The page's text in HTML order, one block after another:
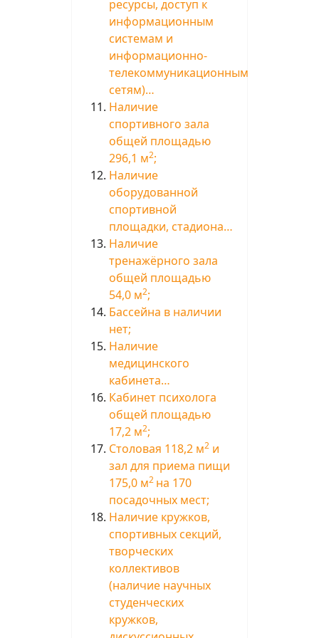
ресурсы, доступ к
информационным
системам и
информационно-
телекоммуникационным
сетям)…
Наличие
спортивного зала
общей площадью
296,1 м2;
Наличие
оборудованной
спортивной
площадки, стадиона…
Наличие
тренажёрного зала
общей площадью
54,0 м2;
Бассейна в наличии
нет;
Наличие
медицинского
кабинета…
Кабинет психолога
общей площадью
17,2 м2;
Столовая 118,2 м2 и
зал для приема пищи
175,0 м2 на 170
посадочных мест;
Наличие кружков,
спортивных секций,
творческих
коллективов
(наличие научных
студенческих
кружков,